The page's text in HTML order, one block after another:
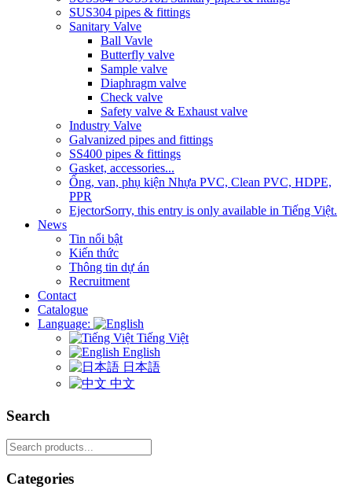
SUS304 pipes & fittings
Sanitary Valve
Ball Vavle
Butterfly valve
Sample valve
Diaphragm valve
Check valve
Safety valve & Exhaust valve
Industry Valve
Galvanized pipes and fittings
SS400 pipes & fittings
Gasket, accessories...
Ống, van, phụ kiện Nhựa PVC, Clean PVC, HDPE,
PPR
EjectorSorry, this entry is only available in Tiếng Việt.
News
Tin nổi bật
Kiến thức
Thông tin dự án
Recruitment
Contact
Catalogue
Language:
Tiếng Việt
English
日本語
中文
Search
Search
for:
Categories